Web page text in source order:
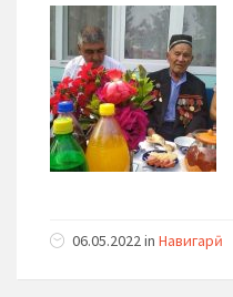
06.05.2022in Навигарӣ